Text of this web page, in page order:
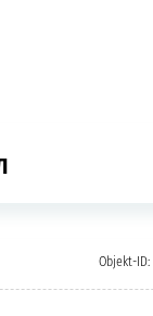
Objekt-ID: